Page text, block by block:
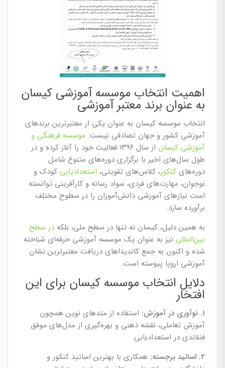
اهمیت انتخاب موسسه آموزشی کیسان
به عنوان برند معتبر آموزشی
انتخاب موسسه کیسان به عنوان یکی از معتبرترین برندهای
آموزشی کشور و جهان تصادفی نیست. موسسه فرهنگی و
آموزشی کیسان
از سال ۱۳۹۶ فعالیت خود را آغاز کرده و در
طول سال‌های اخیر با برگزاری دوره‌های متنوع شامل
دوره‌های کنکور، کلاس‌های تقویتی، استعدادیابی کودک و
نوجوان، مهارت‌های فردی، سواد رسانه و کارآفرینی توانسته
است نیازهای آموزشی دانش‌آموزان را در سطوح مختلف
برآورده سازد.
به همین دلیل، کیسان نه تنها در سطح ملی، بلکه در سطح
بین‌المللی نیز به عنوان یک موسسه آموزشی حرفه‌ای شناخته
شده و اکنون به جمع کاندیداهای دریافت معتبرترین نشان
آموزشی اروپا پیوسته است.
دلایل انتخاب موسسه کیسان برای این
افتخار
1. نوآوری در آموزش:
استفاده از متدهای نوین همچون
آموزش تعاملی، نقشه ذهنی و بهره‌گیری از مدل‌های موفق
فنلاندی در استعدادیابی.
2. اساتید برجسته:
همکاری با بهترین اساتید کنکور و